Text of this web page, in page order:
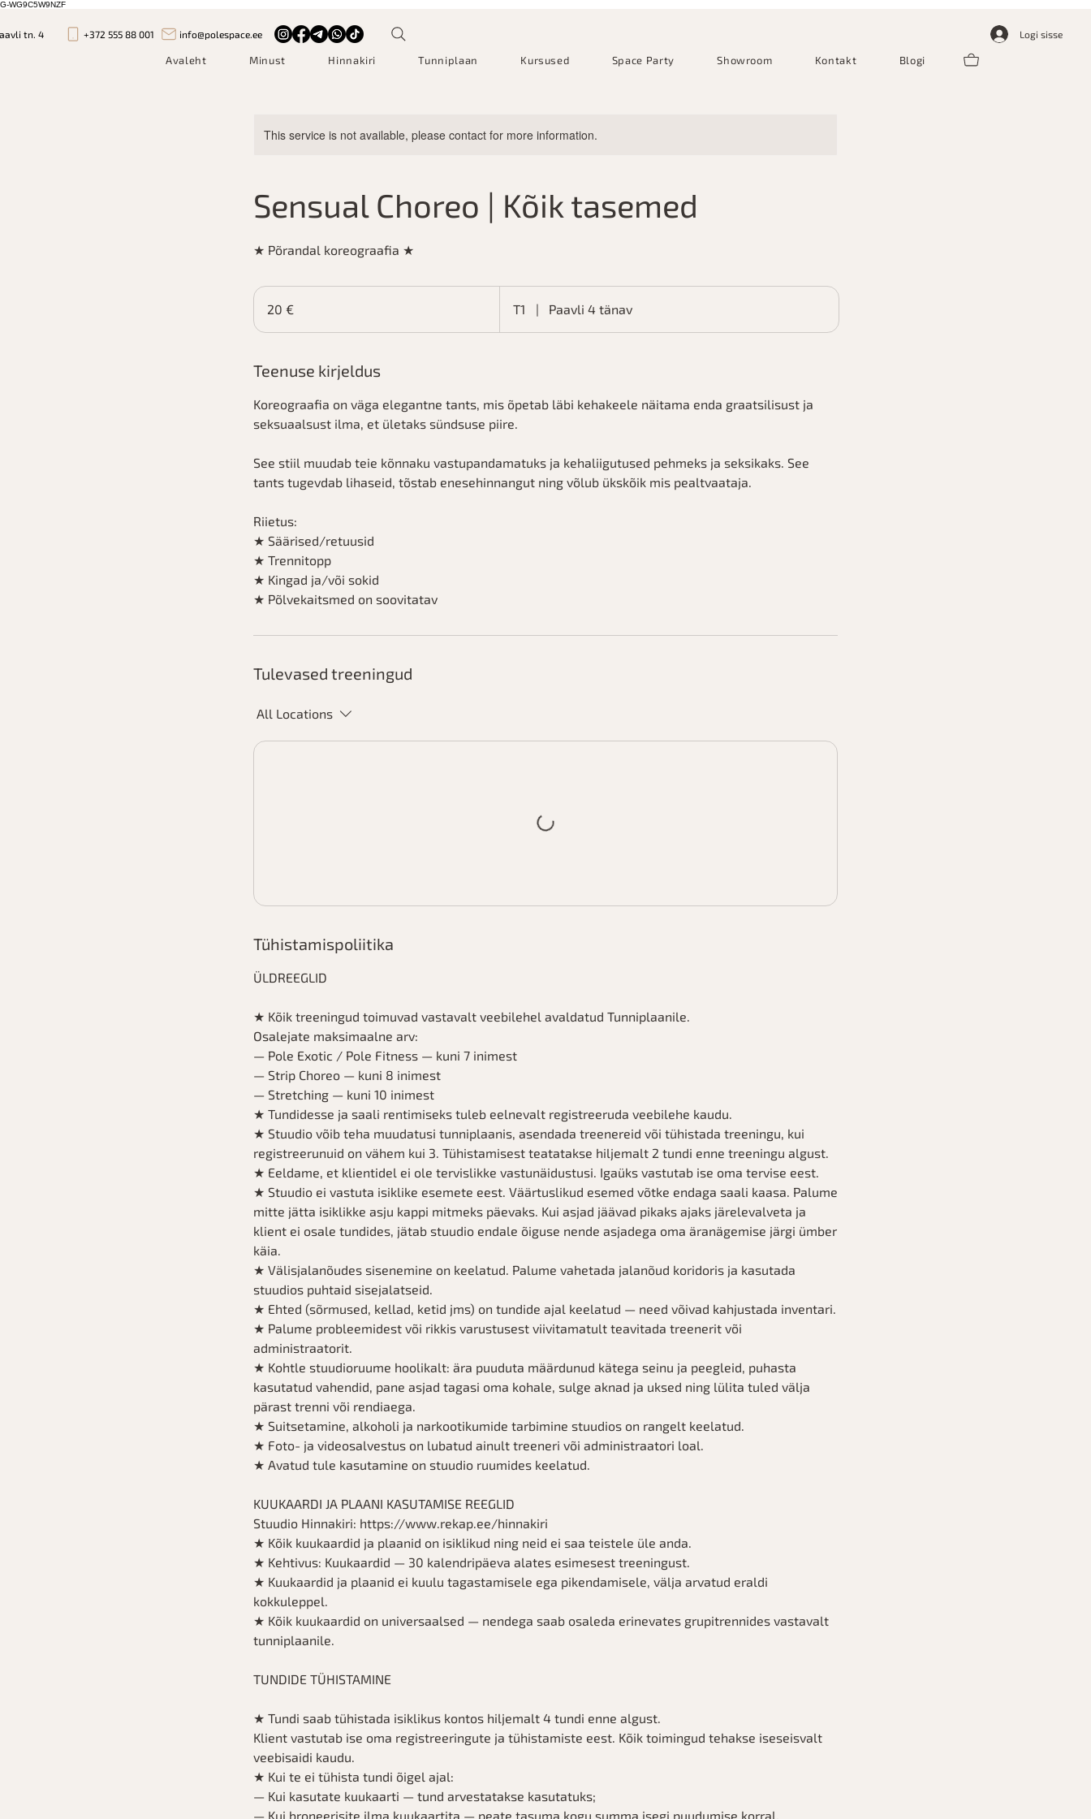
G-WG9C5W9NZF
tn. 4 +372 555 88 001 info@polespace.ee
Avaleht Minust Hinnakiri Tunniplaan Kursused Space Party Showroom Kontakt Blogi
Logi sisse
This service is not available, please contact for more information.
Sensual Choreo | Kõik tasemed
★ Põrandal koreograafia ★
20
20 € T1 | Paavli 4 tänav
Teenuse kirjeldus
Koreograafia on väga elegantne tants, mis õpetab läbi kehakeele näitama enda graatsilisust ja
seksuaalsust ilma, et ületaks sündsuse piire.
See stiil muudab teie kõnnaku vastupandamatuks ja kehaliigutused pehmeks ja seksikaks. See
tants tugevdab lihaseid, tõstab enesehinnangut ning võlub ükskõik mis pealtvaataja.
Riietus:
★ Säärised/retuusid
★ Trennitopp
★ Kingad ja/või sokid
★ Põlvekaitsmed on soovitatav
Tulevased treeningud
All Locations
Tühistamispoliitika
ÜLDREEGLID
★ Kõik treeningud toimuvad vastavalt veebilehel avaldatud Tunniplaanile.
Osalejate maksimaalne arv:
— Pole Exotic / Pole Fitness — kuni 7 inimest
— Strip Choreo — kuni 8 inimest
— Stretching — kuni 10 inimest
★ Tundidesse ja saali rentimiseks tuleb eelnevalt registreeruda veebilehe kaudu.
★ Stuudio võib teha muudatusi tunniplaanis, asendada treenereid või tühistada treeningu, kui
registreerunuid on vähem kui 3. Tühistamisest teatatakse hiljemalt 2 tundi enne treeningu algust.
★ Eeldame, et klientidel ei ole tervislikke vastunäidustusi. Igaüks vastutab ise oma tervise eest.
★ Stuudio ei vastuta isiklike esemete eest. Väärtuslikud esemed võtke endaga saali kaasa. Palume
mitte jätta isiklikke asju kappi mitmeks päevaks. Kui asjad jäävad pikaks ajaks järelevalveta ja
klient ei osale tundides, jätab stuudio endale õiguse nende asjadega oma äranägemise järgi ümber
käia.
★ Välisjalanõudes sisenemine on keelatud. Palume vahetada jalanõud koridoris ja kasutada
stuudios puhtaid sisejalatseid.
★ Ehted (sõrmused, kellad, ketid jms) on tundide ajal keelatud — need võivad kahjustada inventari.
★ Palume probleemidest või rikkis varustusest viivitamatult teavitada treenerit või
administraatorit.
★ Kohtle stuudioruume hoolikalt: ära puuduta määrdunud kätega seinu ja peegleid, puhasta
kasutatud vahendid, pane asjad tagasi oma kohale, sulge aknad ja uksed ning lülita tuled välja
pärast trenni või rendiaega.
★ Suitsetamine, alkoholi ja narkootikumide tarbimine stuudios on rangelt keelatud.
★ Foto- ja videosalvestus on lubatud ainult treeneri või administraatori loal.
★ Avatud tule kasutamine on stuudio ruumides keelatud.
KUUKAARDI JA PLAANI KASUTAMISE REEGLID
Stuudio Hinnakiri: https://www.rekap.ee/hinnakiri
★ Kõik kuukaardid ja plaanid on isiklikud ning neid ei saa teistele üle anda.
★ Kehtivus: Kuukaardid — 30 kalendripäeva alates esimesest treeningust.
★ Kuukaardid ja plaanid ei kuulu tagastamisele ega pikendamisele, välja arvatud eraldi
kokkuleppel.
★ Kõik kuukaardid on universaalsed — nendega saab osaleda erinevates grupitrennides vastavalt
tunniplaanile.
TUNDIDE TÜHISTAMINE
★ Tundi saab tühistada isiklikus kontos hiljemalt 4 tundi enne algust.
Klient vastutab ise oma registreeringute ja tühistamiste eest. Kõik toimingud tehakse iseseisvalt
veebisaidi kaudu.
★ Kui te ei tühista tundi õigel ajal:
— Kui kasutate kuukaarti — tund arvestatakse kasutatuks;